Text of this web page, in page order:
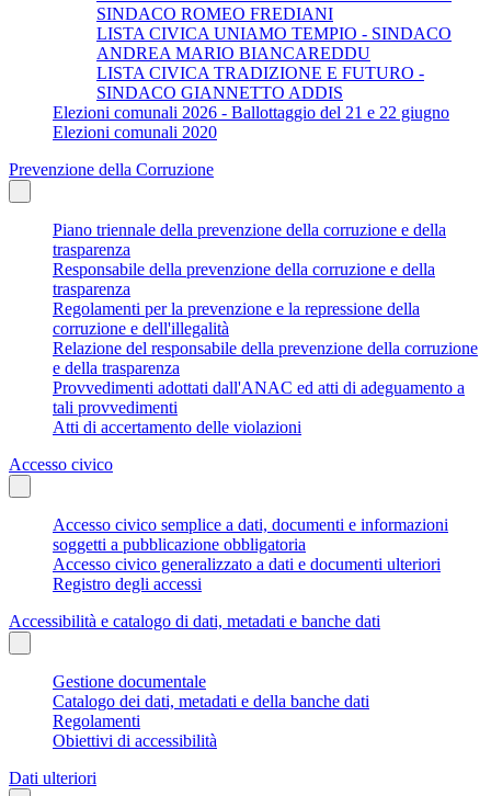
SINDACO ROMEO FREDIANI
LISTA CIVICA UNIAMO TEMPIO - SINDACO
ANDREA MARIO BIANCAREDDU
LISTA CIVICA TRADIZIONE E FUTURO -
SINDACO GIANNETTO ADDIS
Elezioni comunali 2026 - Ballottaggio del 21 e 22 giugno
Elezioni comunali 2020
Prevenzione della Corruzione
Piano triennale della prevenzione della corruzione e della
trasparenza
Responsabile della prevenzione della corruzione e della
trasparenza
Regolamenti per la prevenzione e la repressione della
corruzione e dell'illegalità
Relazione del responsabile della prevenzione della corruzione
e della trasparenza
Provvedimenti adottati dall'ANAC ed atti di adeguamento a
tali provvedimenti
Atti di accertamento delle violazioni
Accesso civico
Accesso civico semplice a dati, documenti e informazioni
soggetti a pubblicazione obbligatoria
Accesso civico generalizzato a dati e documenti ulteriori
Registro degli accessi
Accessibilità e catalogo di dati, metadati e banche dati
Gestione documentale
Catalogo dei dati, metadati e della banche dati
Regolamenti
Obiettivi di accessibilità
Dati ulteriori